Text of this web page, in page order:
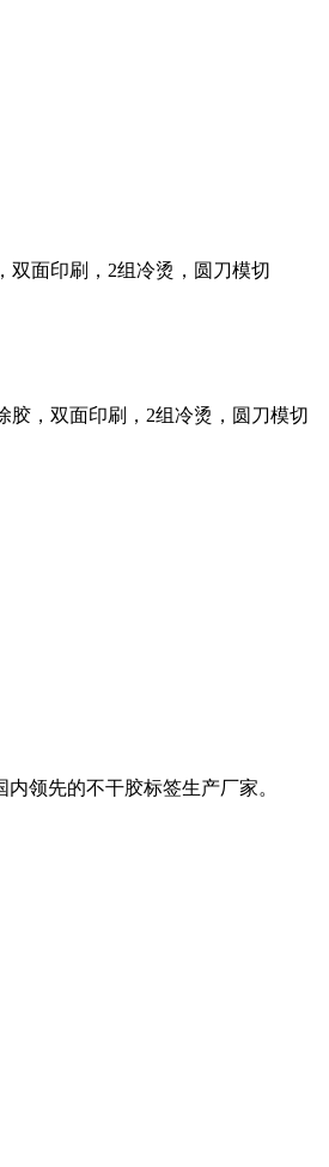
双面印刷，2组冷烫，圆刀模切
胶，双面印刷，2组冷烫，圆刀模切
领先的不干胶标签生产厂家。